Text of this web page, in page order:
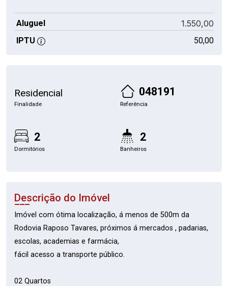
Aluguel 1.550,00
IPTU 50,00
Residencial
Finalidade
048191
Referência
2
Dormitórios
2
Banheiros
Descrição do Imóvel
Imóvel com ótima localização, á menos de 500m da
Rodovia Raposo Tavares, próximos á mercados , padarias,
escolas, academias e farmácia,
fácil acesso a transporte público.
02 Quartos